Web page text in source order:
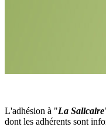
L'adhésion à "La Salicaire
dont les adhérents sont